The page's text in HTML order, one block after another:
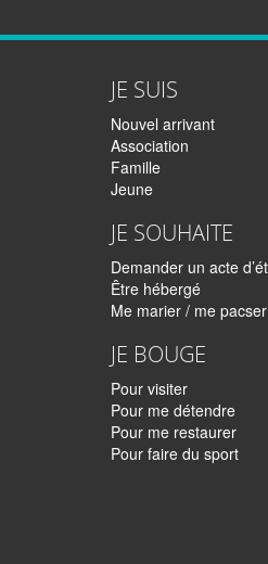
JE SUIS
Nouvel arrivant
Association
Famille
Jeune
JE SOUHAITE
Demander un acte
Être hébergé
Me marier / me pacser
JE BOUGE
Pour visiter
Pour me détendre
Pour me restaurer
Pour faire du sport